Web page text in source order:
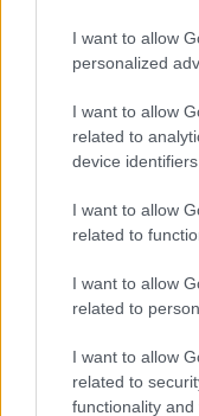
I want to allow
personalized
I want to allow
related to
device identifiers
I want to allow
related to
I want to allow
related to
I want to allow
related to
functionality
για επιβολή
Προέδρων
απεργίας –
διαδικασίες
συνδυασμό με
στάσεις
αποτελέσουν
συναδέλφων
πιέσεις και
Διδασκαλικής